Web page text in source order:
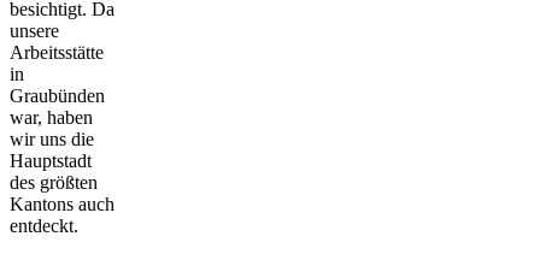
besichtigt. Da
unsere
Arbeitsstätte
in
Graubünden
war, haben
wir uns die
Hauptstadt
des größten
Kantons auch
entdeckt.